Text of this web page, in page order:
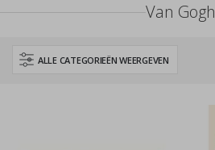
Van Gogh
ALLE CATEGORIEËN WEERGEVEN